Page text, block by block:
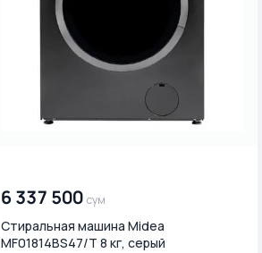
6 337 500 сум
Стиральная машина Midea
MF01814BS47/T 8 кг, серый